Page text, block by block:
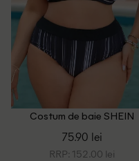
Costum de baie SHEIN
75.90 lei
RRP: 152.00 lei